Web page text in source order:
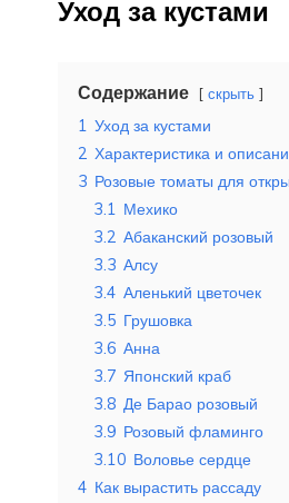
Уход за кустами
Содержание скрыть
1 Уход за кустами
2 Характеристика и
3 Розовые томаты для
3.1 Мехико
3.2 Абаканский розовый
3.3 Алсу
3.4 Аленький цветочек
3.5 Грушовка
3.6 Анна
3.7 Японский краб
3.8 Де Барао розовый
3.9 Розовый фламинго
3.10 Воловье сердце
4 Как вырастить рассаду